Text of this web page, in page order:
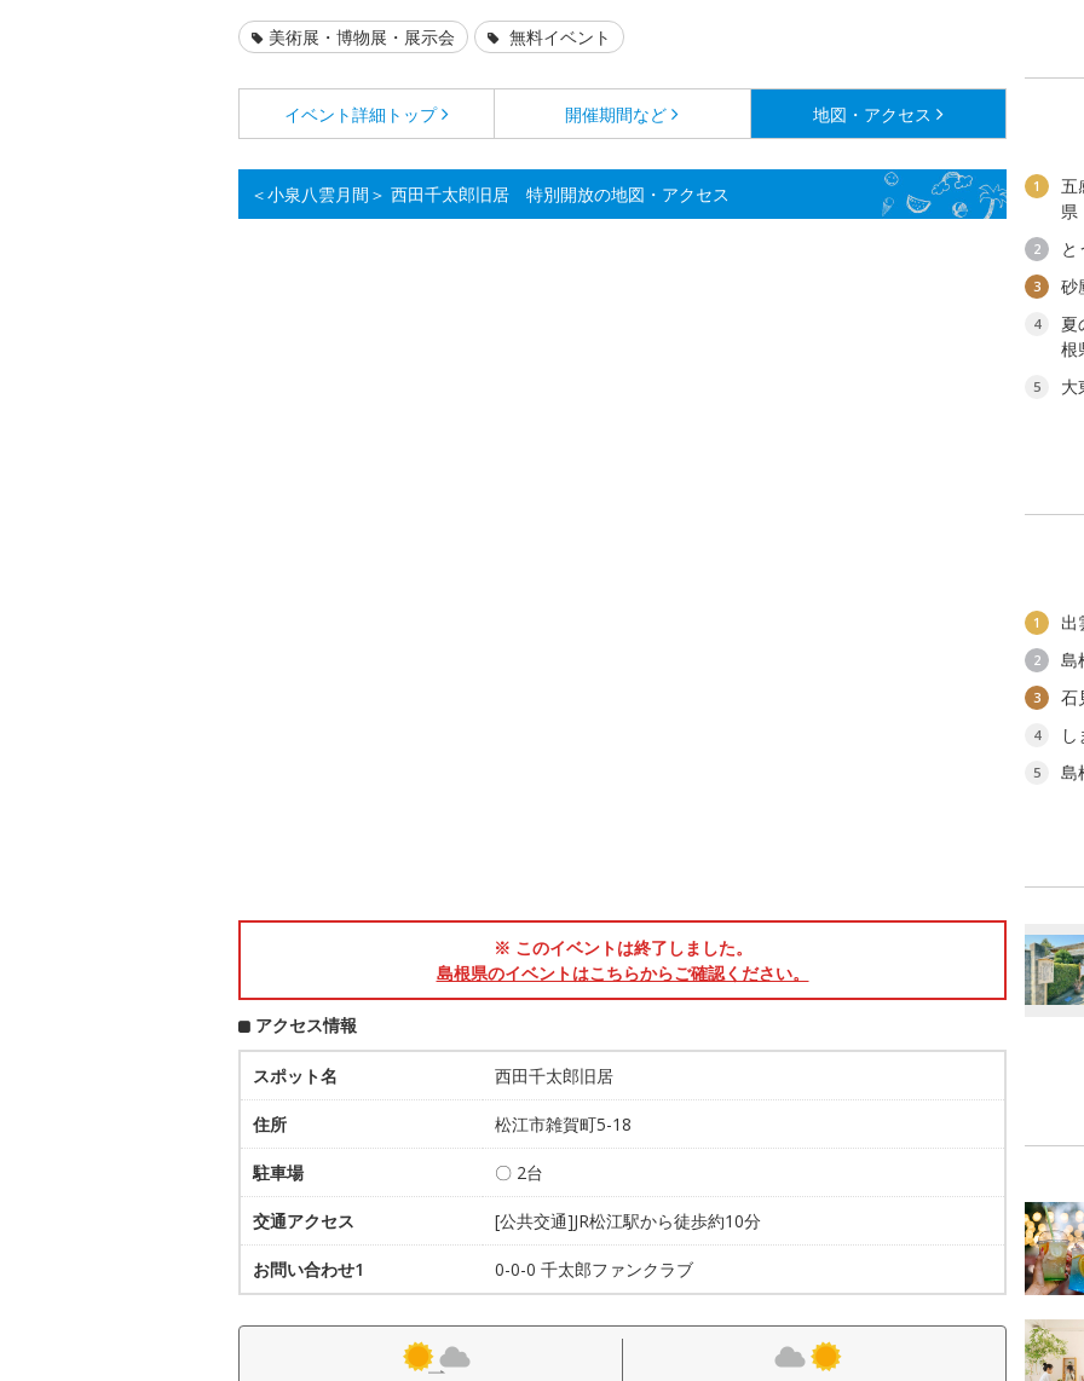
美術展・博物展・展示会 無料イベント
イベント詳細 トップ 開催期間など 地図・アクセス
＜小泉八雲月間＞ 西田千太郎旧居 特別開放の地図・アクセス
※ このイベントは終了しました。
島根県のイベントはこちらからご確認ください。
アクセス情報
スポット名 西田千太郎旧居
住所 松江市雑賀町5-18
駐車場 〇 2台
交通アクセス [公共交通]JR松江駅から徒歩約10分
お問い合わせ1 0-0-0 千太郎ファンクラブ
1
五
県
2 と
3 砂
4
夏
根
5 大
1 出
2 島
3 石
4
5 島